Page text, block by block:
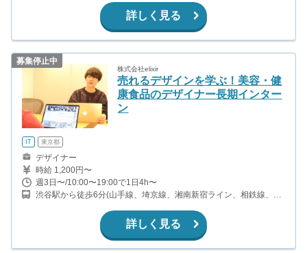
(都営三田線) 汐留駅から徒歩11分(都営大江戸線、ゆりかもめ)
詳しく見る
募集停止中
株式会社elixir
売れるデザインを学ぶ！美容・健
康食品のデザイナー長期インター
ン
IT 東京都
デザイナー
時給 1,200円〜
週3日〜/10:00〜19:00で1日4h〜
渋谷駅から徒歩6分(山手線、埼京線、湘南新宿ライン、相鉄線、
詳しく見る